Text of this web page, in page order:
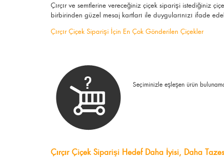
Çırçır ve semtlerine vereceğiniz çiçek siparişi istediğiniz
birbirinden güzel mesaj kartları ile duygularınızı ifade
Çırçır Çiçek Siparişi İçin En Çok Gönderilen Çiçekler
Seçiminizle eşleşen ürün
Çırçır Çiçek Siparişi Hedef Daha İyisi, Daha